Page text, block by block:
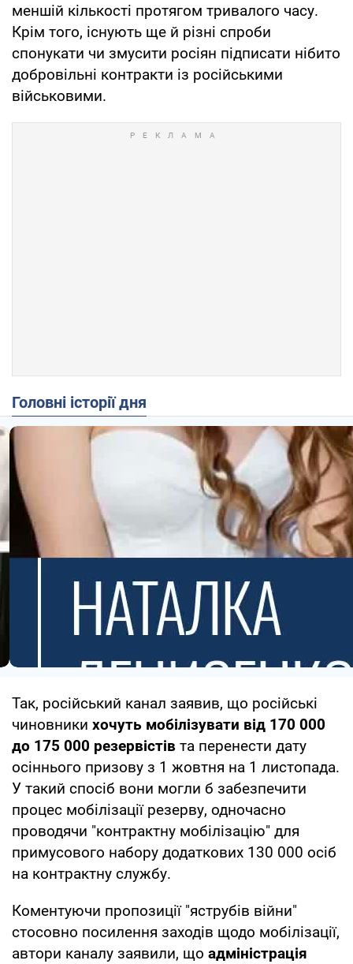
меншій кількості протягом тривалого часу.
Крім того, існують ще й різні спроби
спонукати чи змусити росіян підписати нібито
добровільні контракти із російськими
військовими.
Головні історії дня
Так, російський канал заявив, що російські
чиновники хочуть мобілізувати від 170 000
до 175 000 резервістів та перенести дату
осіннього призову з 1 жовтня на 1 листопада.
У такий спосіб вони могли б забезпечити
процес мобілізації резерву, одночасно
проводячи "контрактну мобілізацію" для
примусового набору додаткових 130 000 осіб
на контрактну службу.
Коментуючи пропозиції "яструбів війни"
стосовно посилення заходів щодо мобілізації,
автори каналу заявили, що адміністрація